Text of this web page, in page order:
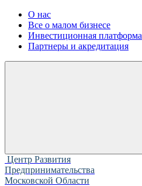
О нас
Все о малом бизнесе
Инвестиционная платформа
Партнеры и акредитация
Центр Развития
Предпринимательства
Московской Области